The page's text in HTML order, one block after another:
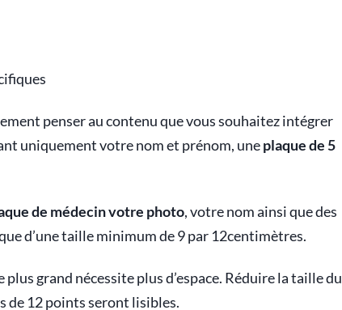
penser au contenu que vous souhaitez intégrer
uniquement votre nom et prénom, uneplaque de 5
de médecin votre photo, votre nom ainsi que des
d’une taille minimum de 9 par 12centimètres.
grand nécessite plus d’espace. Réduire la taille du
de 12 points seront lisibles.